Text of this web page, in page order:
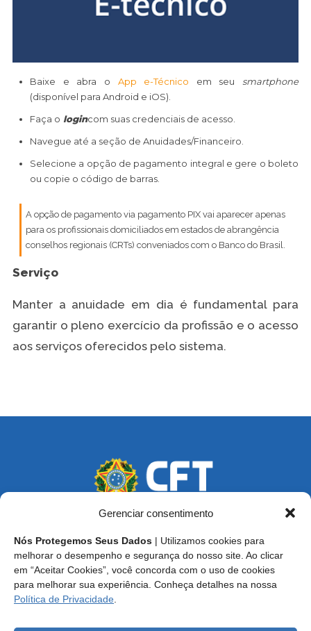
Gerenciar consentimento
Nós Protegemos Seus Dados | Utilizamos cookies para
melhorar o desempenho e segurança do nosso site. Ao clicar
em “Aceitar Cookies”, você concorda com o uso de cookies
para melhorar sua experiência. Conheça detalhes na nossa
Política de Privacidade
Baixe e abra o App e-Técnico em seusmartphone
(disponível para Android e iOS).
Faça o logincom suas credenciais de acesso.
Navegue até a seção de Anuidades/Financeiro.
Selecione a opção de pagamento integral e gere o boleto
ou copie o código de barras.
A opção de pagamento via pagamento PIX vai aparecer apenas
para os profissionais domiciliados em estados de abrangência
conselhos regionais (CRTs) conveniados com o Banco do Brasil.
Serviço
Manter a anuidade em dia é fundamental para
garantir o pleno exercício da profissão e o acesso
aos serviços oferecidos pelo sistema.
Endereço: SCS, Quadra 02, Bloco D, Ed. Oscar Niemeyer,
9º Andar CEP 70.316-900 - Brasília/DF
Central de Atendimento ao Técnico:0800 016-1515